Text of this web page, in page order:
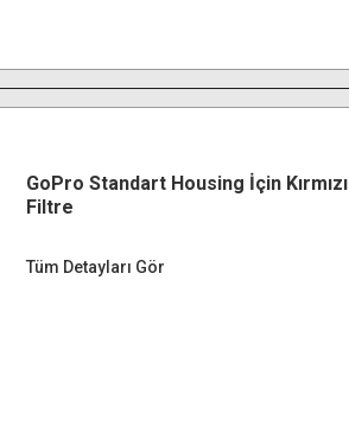
GoPro Standart Housing İçin Kırmızı
Filtre
Tüm Detayları Gör